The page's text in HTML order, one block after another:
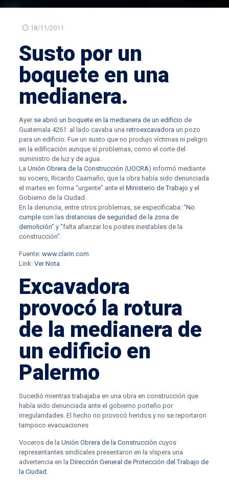
18/11/2011
Susto por un
boquete en una
medianera.
Ayer se abrió un boquete en la medianera de un edificio de
Guatemala 4261: al lado cavaba una retroexcavadora un pozo
para un edificio. Fue un susto que no produjo víctimas ni peligro
en la edificación aunque sí problemas, como el corte del
suministro de luz y de agua.
La Unión Obrera de la Construcción (UOCRA) informó mediante
su vocero, Ricardo Caamaño, que la obra había sido denunciada
el martes en forma “urgente” ante el Ministerio de Trabajo y el
Gobierno de la Ciudad.
En la denuncia, entre otros problemas, se especificaba: “No
cumple con las distancias de seguridad de la zona de
demolición” y “falta afianzar los postes inestables de la
construcción”.
Fuente: www.clarin.com
Link: Ver Nota
Excavadora
provocó la rotura
de la medianera de
un edificio en
Palermo
Sucedió mientras trabajaba en una obra en construcción que
había sido denunciada ante el gobierno porteño por
irregularidades. El hecho no provocó heridos y no se reportaron
tampoco evacuaciones
Voceros de la Unión Obrera de la Construcción cuyos
representantes sindicales presentaron en la víspera una
advertencia en la Dirección General de Protección del Trabajo de
la Ciudad .